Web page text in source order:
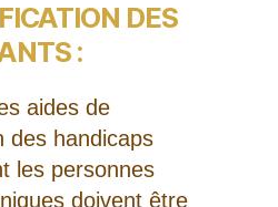
DES
:
aides de
des handicaps
les personnes
doivent être